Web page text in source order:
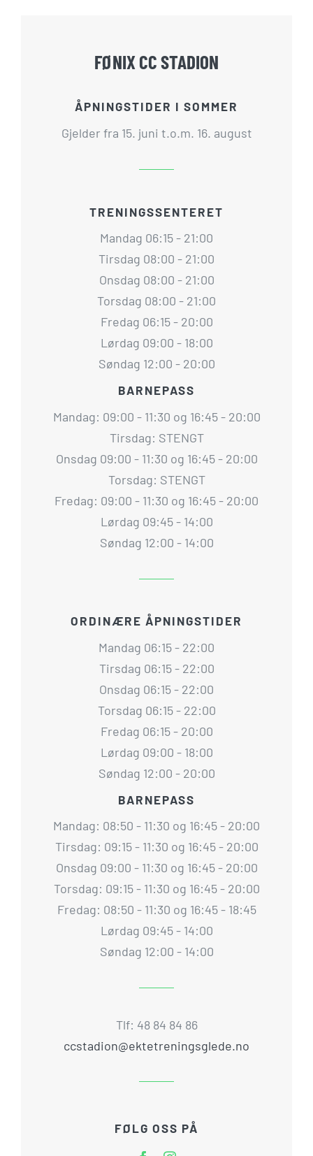
FØNIX CC STADION
ÅPNINGSTIDER I SOMMER
Gjelder fra 15. juni t.o.m. 16. august
TRENINGSSENTERET
Mandag 06:15 - 21:00
Tirsdag 08:00 - 21:00
Onsdag 08:00 - 21:00
Torsdag 08:00 - 21:00
Fredag 06:15 - 20:00
Lørdag 09:00 - 18:00
Søndag 12:00 - 20:00
BARNEPASS
Mandag: 09:00 - 11:30 og 16:45 - 20:00
Tirsdag: STENGT
Onsdag 09:00 - 11:30 og 16:45 - 20:00
Torsdag: STENGT
Fredag: 09:00 - 11:30 og 16:45 - 20:00
Lørdag 09:45 - 14:00
Søndag 12:00 - 14:00
ORDINÆRE ÅPNINGSTIDER
Mandag 06:15 - 22:00
Tirsdag 06:15 - 22:00
Onsdag 06:15 - 22:00
Torsdag 06:15 - 22:00
Fredag 06:15 - 20:00
Lørdag 09:00 - 18:00
Søndag 12:00 - 20:00
BARNEPASS
Mandag: 08:50 - 11:30 og 16:45 - 20:00
Tirsdag: 09:15 - 11:30 og 16:45 - 20:00
Onsdag 09:00 - 11:30 og 16:45 - 20:00
Torsdag: 09:15 - 11:30 og 16:45 - 20:00
Fredag: 08:50 - 11:30 og 16:45 - 18:45
Lørdag 09:45 - 14:00
Søndag 12:00 - 14:00
Tlf: 48 84 84 86
ccstadion@ektetreningsglede.no
FØLG OSS PÅ